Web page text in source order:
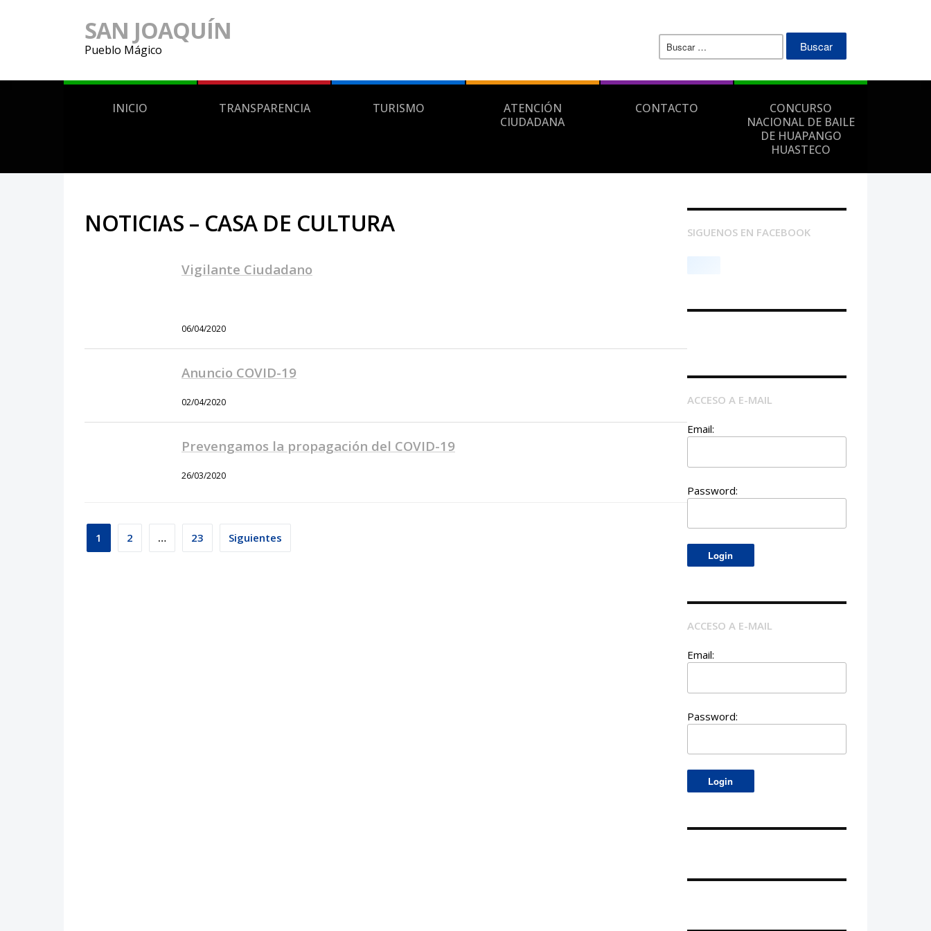
SAN JOAQUÍN
Pueblo Mágico
Buscar:
INICIO TRANSPARENCIA TURISMO
ATENCIÓN
CIUDADANA
CONTACTO
CONCURSO
NACIONAL DE BAILE
DE HUAPANGO
HUASTECO
NOTICIAS – CASA DE CULTURA
Vigilante Ciudadano
06/04/2020
Anuncio COVID-19
02/04/2020
Prevengamos la propagación del COVID-19
26/03/2020
Paginación
1 2 … 23 Siguientes
SIGUENOS EN FACEBOOK
ACCESO A E-MAIL
Email:
Password:
ACCESO A E-MAIL
Email:
Password: